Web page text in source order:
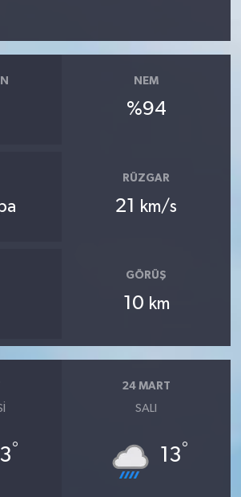
NEM
%94
RÜZGAR
21 km/s
GÖRÜŞ
10 km
°
24 MART
SALI
13°